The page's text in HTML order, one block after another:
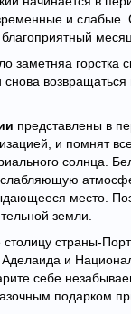
и
заметняа
представлены в
и помнят
солнца.
место.
земли.
столицу страны-
и
себе
подарком